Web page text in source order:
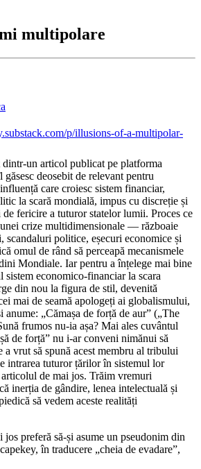
multipolare
p/illusions-of-a-multipolar-
un articol publicat pe platforma
deosebit de relevant pentru
care croiesc sistem financiar,
la scară mondială, impus cu discreție și
fericire a tuturor statelor lumii. Proces ce
crize multidimensionale — războaie
scandaluri politice, eșecuri economice și
omul de rând să perceapă mecanismele
Mondiale. Iar pentru a înțelege mai bine
sistem economico-financiar la scara
din nou la figura de stil, devenită
mai de seamă apologeți ai globalismului,
„Cămașa de forță de aur” („The
frumos nu-ia așa? Mai ales cuvântul
de forță” nu i-ar conveni nimănui să
a vrut să spună acest membru al tribului
intrarea tuturor țărilor în sistemul lor
de mai jos. Trăim vremuri
inerția de gândire, lenea intelectuală și
să vedem aceste realități
preferă să-și asume un pseudonim din
în traducere „cheia de evadare”,